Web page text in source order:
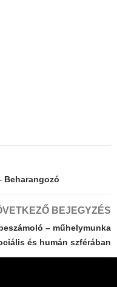
Beharangozó
BEJEGYZÉS
– műhelymunka
és humán szférában